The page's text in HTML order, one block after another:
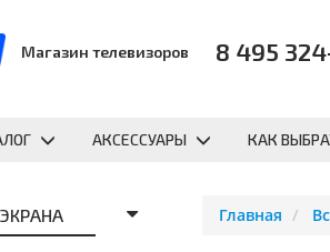
Магазин телевизоров 8 495
АКСЕССУАРЫ КАК
Главная